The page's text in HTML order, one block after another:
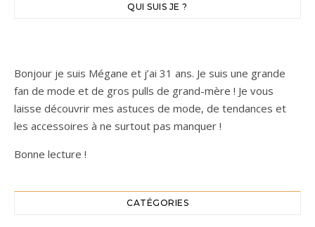
QUI SUIS JE ?
Bonjour je suis Mégane et j’ai 31 ans. Je suis une grande
fan de mode et de gros pulls de grand-mère ! Je vous
laisse découvrir mes astuces de mode, de tendances et
les accessoires à ne surtout pas manquer !
Bonne lecture !
CATÉGORIES